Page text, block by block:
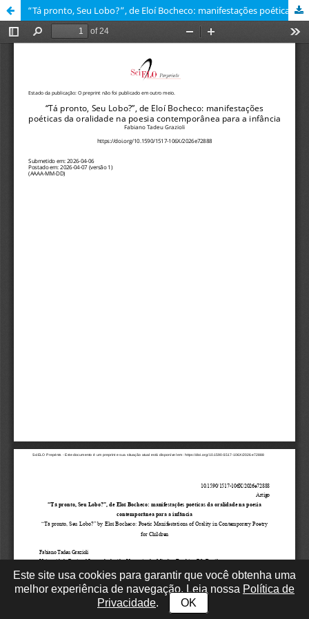
“Tá pronto, Seu Lobo?”, de Eloí Bocheco: manifestações poéticas da oralidade na poesia contemporânea para a infância
Este site usa cookies para garantir que você obtenha uma
melhor experiência de navegação. Leia nossa Política de
Privacidade. OK